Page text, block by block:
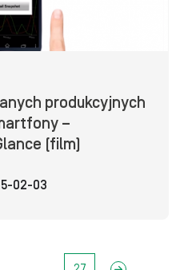
produkcyjnych
–
(film)
02-03